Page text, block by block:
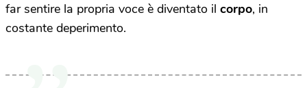
far sentire la propria voce è diventato il corpo, in
costante deperimento.